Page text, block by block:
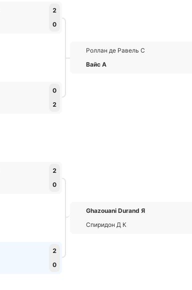
2
0
0
2
2
0
2
0
Роллан де Равель С
Вайс А
Ghazouani Durand Я
Спиридон Д К